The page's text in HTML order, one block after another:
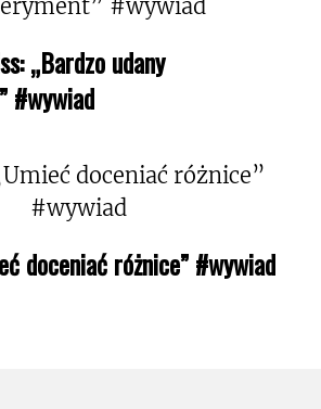
„Bardzo udany
#wywiad
doceniać różnice” #wywiad